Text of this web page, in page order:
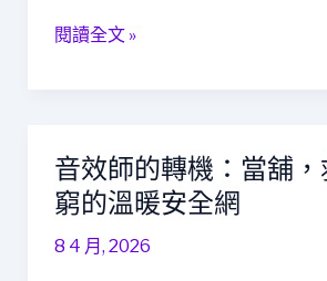
環
師
的
真
實
閱讀全文 »
音效師的轉機：當舖
窮的溫暖安全網
8 4 月, 2026
音
效
師
的